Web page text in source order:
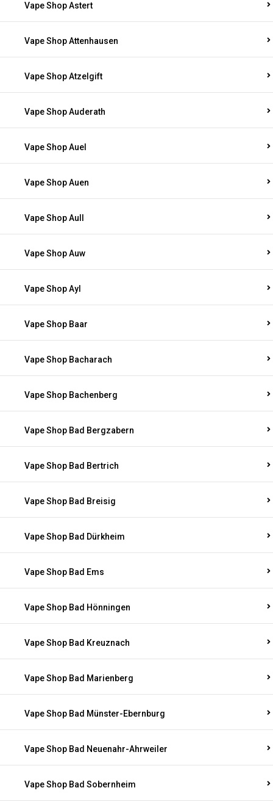
Vape Shop Astert
Vape Shop Attenhausen
Vape Shop Atzelgift
Vape Shop Auderath
Vape Shop Auel
Vape Shop Auen
Vape Shop Aull
Vape Shop Auw
Vape Shop Ayl
Vape Shop Baar
Vape Shop Bacharach
Vape Shop Bachenberg
Vape Shop Bad Bergzabern
Vape Shop Bad Bertrich
Vape Shop Bad Breisig
Vape Shop Bad Dürkheim
Vape Shop Bad Ems
Vape Shop Bad Hönningen
Vape Shop Bad Kreuznach
Vape Shop Bad Marienberg
Vape Shop Bad Münster-Ebernburg
Vape Shop Bad Neuenahr-Ahrweiler
Vape Shop Bad Sobernheim